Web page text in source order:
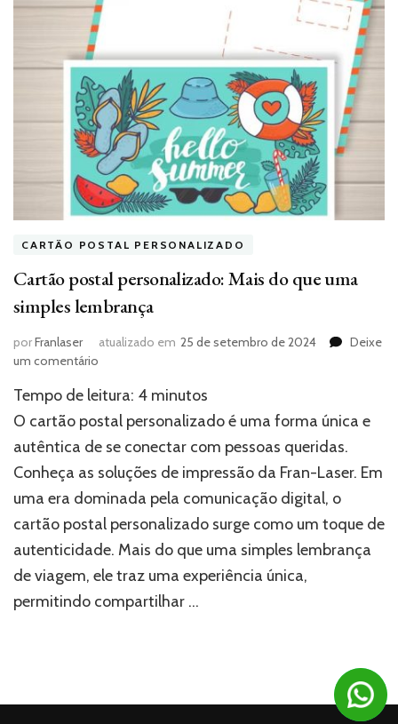
CARTÃO POSTAL PERSONALIZADO
Cartão postal personalizado: Mais do que uma
simples lembrança
porFranlaser atualizado em 25 de setembro de 2024
Deixe
um comentário
postal
personalizado:
do
que
uma
simples
lembrança
Tempo de leitura: 4 minutos
O cartão postal personalizado é uma forma única e
autêntica de se conectar com pessoas queridas.
Conheça as soluções de impressão da Fran-Laser. Em
uma era dominada pela comunicação digital, o
cartão postal personalizado surge como um toque de
autenticidade. Mais do que uma simples lembrança
de viagem, ele traz uma experiência única,
permitindo compartilhar …